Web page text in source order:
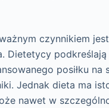
czynnikiem jest
Dietetycy podkreślają
posiłku na
Jednak dieta ma
nawet w